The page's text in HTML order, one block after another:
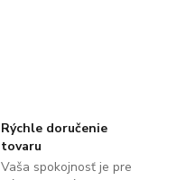
Rýchle doručenie
tovaru
Vaša spokojnosť je pre